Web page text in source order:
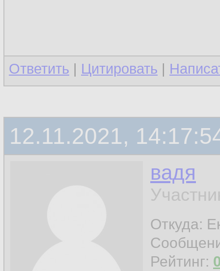
Ответить | Цитировать |
12.11.2021,
вадя
Откуда:
Рейтинг: